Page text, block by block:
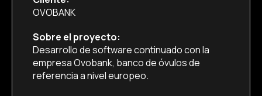
OVOBANK
Sobre el proyecto:
Desarrollo de software continuado con la
empresa Ovobank, banco de óvulos de
referencia a nivel europeo.